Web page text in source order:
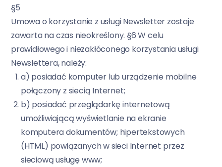
§5
Umowa o korzystanie z usługi Newsletter zostaje
zawarta na czas nieokreślony. §6 W celu
prawidłowego i niezakłóconego korzystania usługi
Newslettera, należy:
a) posiadać komputer lub urządzenie mobilne
połączony z siecią Internet;
b) posiadać przeglądarkę internetową
umożliwiającą wyświetlanie na ekranie
komputera dokumentów; hipertekstowych
(HTML) powiązanych w sieci Internet przez
sieciową usługę www;